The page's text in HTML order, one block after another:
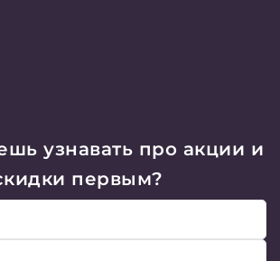
узнавать про акции и
первым?